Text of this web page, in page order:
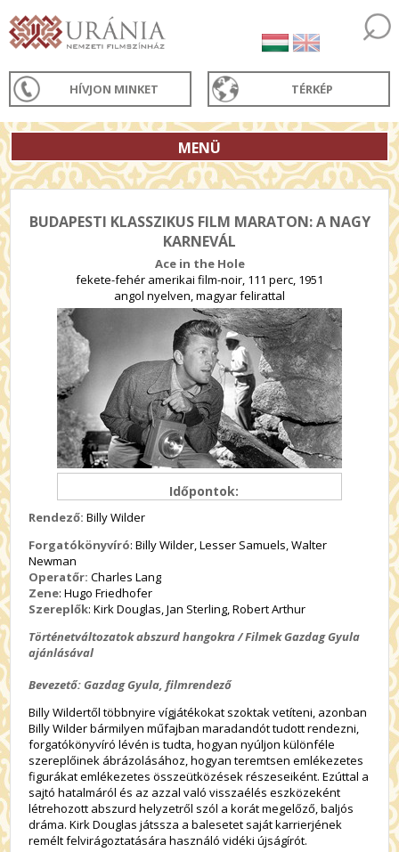
HÍVJON MINKET TÉRKÉP
MENÜ
BUDAPESTI KLASSZIKUS FILM MARATON: A NAGY
KARNEVÁL
Ace in the Hole
fekete-fehér amerikai film-noir, 111 perc, 1951
angol nyelven, magyar felirattal
Időpontok:
Rendező: Billy Wilder
Forgatókönyvíró: Billy Wilder, Lesser Samuels, Walter
Newman
Operatőr: Charles Lang
Zene: Hugo Friedhofer
Szereplők: Kirk Douglas, Jan Sterling, Robert Arthur
Történetváltozatok abszurd hangokra / Filmek Gazdag Gyula
ajánlásával
Bevezető: Gazdag Gyula, filmrendező
Billy Wildertől többnyire vígjátékokat szoktak vetíteni, azonban
Billy Wilder bármilyen műfajban maradandót tudott rendezni,
forgatókönyvíró lévén is tudta, hogyan nyúljon különféle
szereplőinek ábrázolásához, hogyan teremtsen emlékezetes
figurákat emlékezetes összeütközések részeseiként. Ezúttal a
sajtó hatalmáról és az azzal való visszaélés eszközeként
létrehozott abszurd helyzetről szól a korát megelőző, baljós
dráma. Kirk Douglas játssza a balesetet saját karrierjének
remélt felvirágoztatására használó vidéki újságírót.